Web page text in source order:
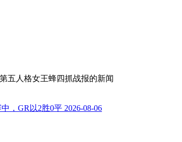
五人格女王蜂四抓战报的新闻
，GR以2胜0平 2026-08-06